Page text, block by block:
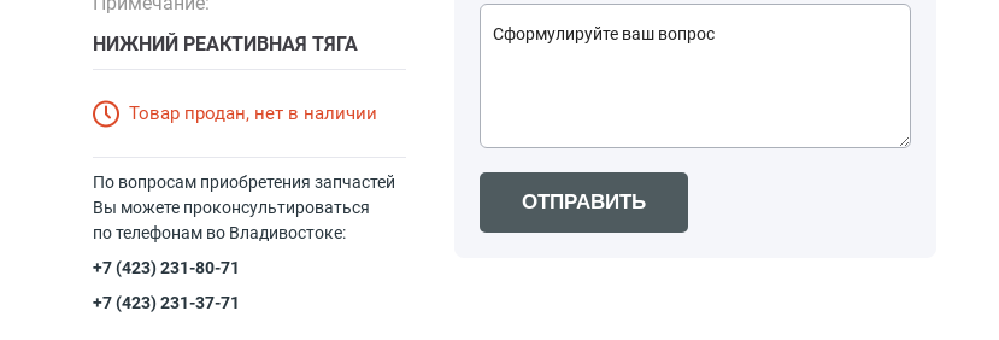
НИЖНИЙ РЕАКТИВНАЯ ТЯГА
Товар продан, нет в наличии
По вопросам приобретения запчастей
Вы можете проконсультироваться
по телефонам во Владивостоке:
+7 (423) 231-80-71
+7 (423) 231-37-71
ОТПРАВИТЬ